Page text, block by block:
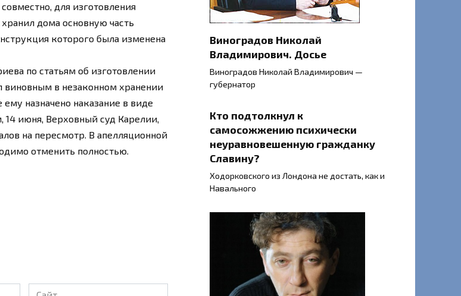
для изготовления
дома основную часть
которого была изменена
по статьям об изготовлении
виновным в незаконном хранении
назначено наказание в виде
14 июня, Верховный суд Карелии,
на пересмотр. В апелляционной
отменить полностью.
Сайт
Виноградов Николай
Владимирович. Досье
Виноградов Николай Владимирович —
губернатор
Кто подтолкнул к
самосожжению психически
неуравновешенную гражданку
Славину?
Ходорковского из Лондона не достать, как и
Навального